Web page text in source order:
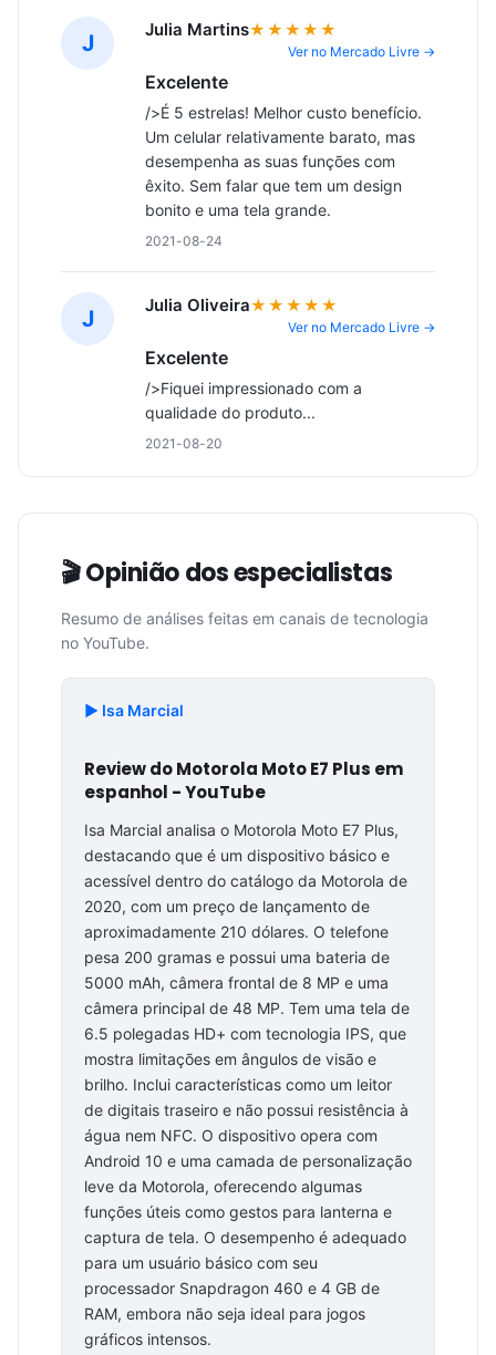
J Julia Martins★★★★★
Ver no Mercado Livre →
Excelente
/>É 5 estrelas! Melhor custo benefício.
Um celular relativamente barato, mas
desempenha as suas funções com
êxito. Sem falar que tem um design
bonito e uma tela grande.
2021-08-24
J Julia Oliveira★★★★★
Ver no Mercado Livre →
Excelente
/>Fiquei impressionado com a
qualidade do produto...
2021-08-20
🎬 Opinião dos especialistas
Resumo de análises feitas em canais de tecnologia
no YouTube.
▶️ Isa Marcial
Review do Motorola Moto E7 Plus em
espanhol - YouTube
Isa Marcial analisa o Motorola Moto E7 Plus,
destacando que é um dispositivo básico e
acessível dentro do catálogo da Motorola de
2020, com um preço de lançamento de
aproximadamente 210 dólares. O telefone
pesa 200 gramas e possui uma bateria de
5000 mAh, câmera frontal de 8 MP e uma
câmera principal de 48 MP. Tem uma tela de
6.5 polegadas HD+ com tecnologia IPS, que
mostra limitações em ângulos de visão e
brilho. Inclui características como um leitor
de digitais traseiro e não possui resistência à
água nem NFC. O dispositivo opera com
Android 10 e uma camada de personalização
leve da Motorola, oferecendo algumas
funções úteis como gestos para lanterna e
captura de tela. O desempenho é adequado
para um usuário básico com seu
processador Snapdragon 460 e 4 GB de
RAM, embora não seja ideal para jogos
gráficos intensos.